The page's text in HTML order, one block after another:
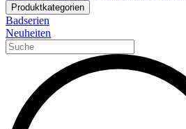
Produktkategorien
Badserien
Neuheiten